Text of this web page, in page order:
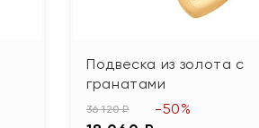
Подвеска из золота с
гранатами
36 120 ₽ -50%